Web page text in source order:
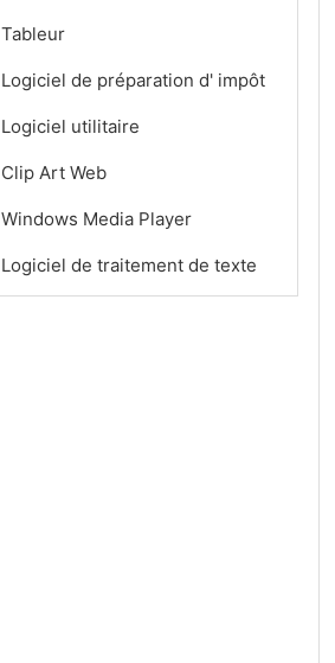
Tableur
Logiciel de préparation d' impôt
Logiciel utilitaire
Clip Art Web
Windows Media Player
Logiciel de traitement de texte